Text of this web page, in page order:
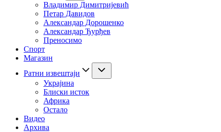
Владимир Димитријевић
Петар Давидов
Александар Дорошенко
Александар Ђурђев
Преносимо
Спорт
Магазин
Ратни извештаји
Украјина
Блиски исток
Африка
Остало
Видео
Архива